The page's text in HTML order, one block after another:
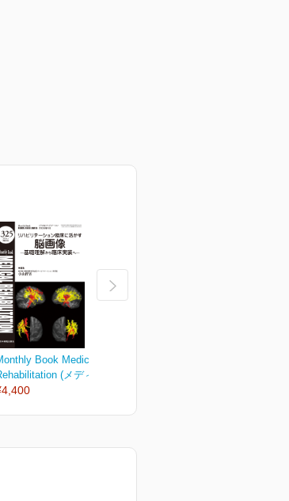
Book Medical
(メディカ...